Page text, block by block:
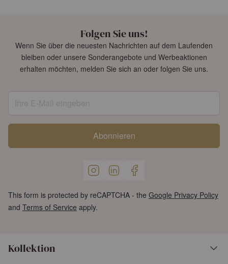
Folgen Sie uns!
Wenn Sie über die neuesten Nachrichten auf dem Laufenden
bleiben oder unsere Sonderangebote und Werbeaktionen
erhalten möchten, melden Sie sich an oder folgen Sie uns.
Abonnieren
This form is protected by reCAPTCHA - the Google Privacy Policy
and Terms of Service apply.
Kollektion